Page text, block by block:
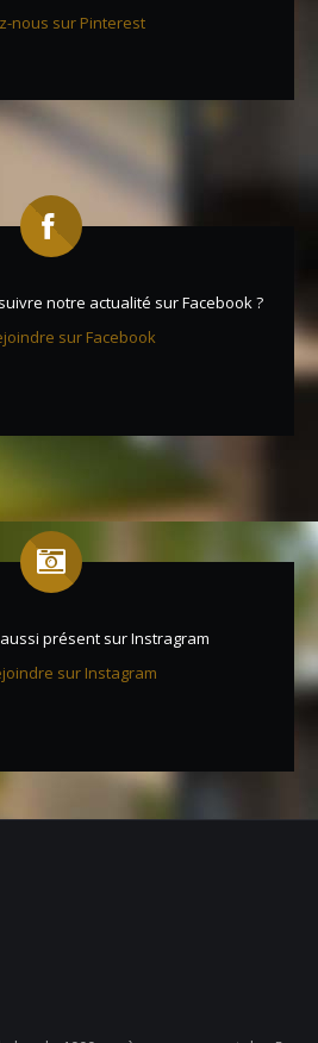
nous sur Pinterest
notre actualité sur Facebook ?
sur Facebook
présent sur Instragram
sur Instagram